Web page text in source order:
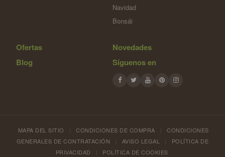
Navidad
Bonsái
Ofertas
Novedades
Blog
Síguenos en
MAPA DEL SITIO CONDICIONES DE COMPRA
CONDICIONES
GENERALES DE CONTRATACIÓN
AVISO LEGAL
POLÍTICA DE
PRIVACIDAD
POLÍTICA DE COOKIES